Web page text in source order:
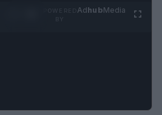
AdhubMedia